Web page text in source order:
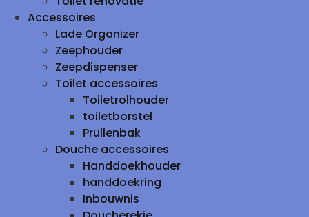
Accessoires
Lade Organizer
Zeephouder
Zeepdispenser
Toilet accessoires
Toiletrolhouder
toiletborstel
Prullenbak
Douche accessoires
Handdoekhouder
handdoekring
Inbouwnis